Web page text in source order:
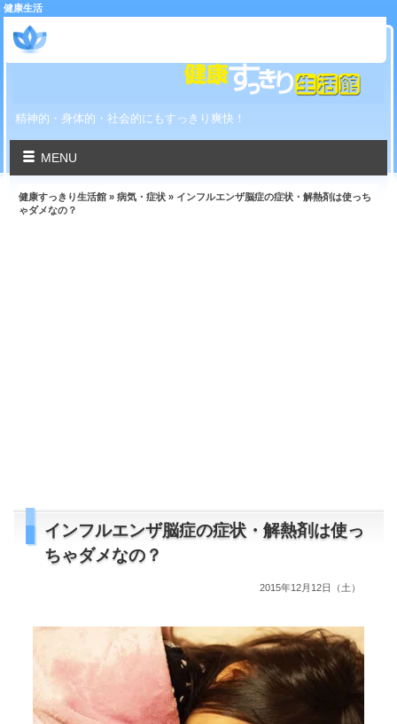
健康生活
精神的・身体的・社会的にもすっきり爽快！
MENU
健康すっきり生活館 »病気・症状 » インフルエンザ脳症の症状・解熱剤は使っち
ゃダメなの？
インフルエンザ脳症の症状・解熱剤は使っ
ちゃダメなの？
2015年12月12日（土）